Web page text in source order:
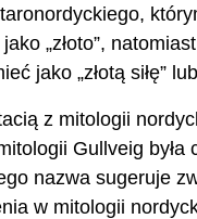
„złoto”,
jako „złotą siłę”
z mitologii
Gullveig
nazwa sugeruje
w mitologii